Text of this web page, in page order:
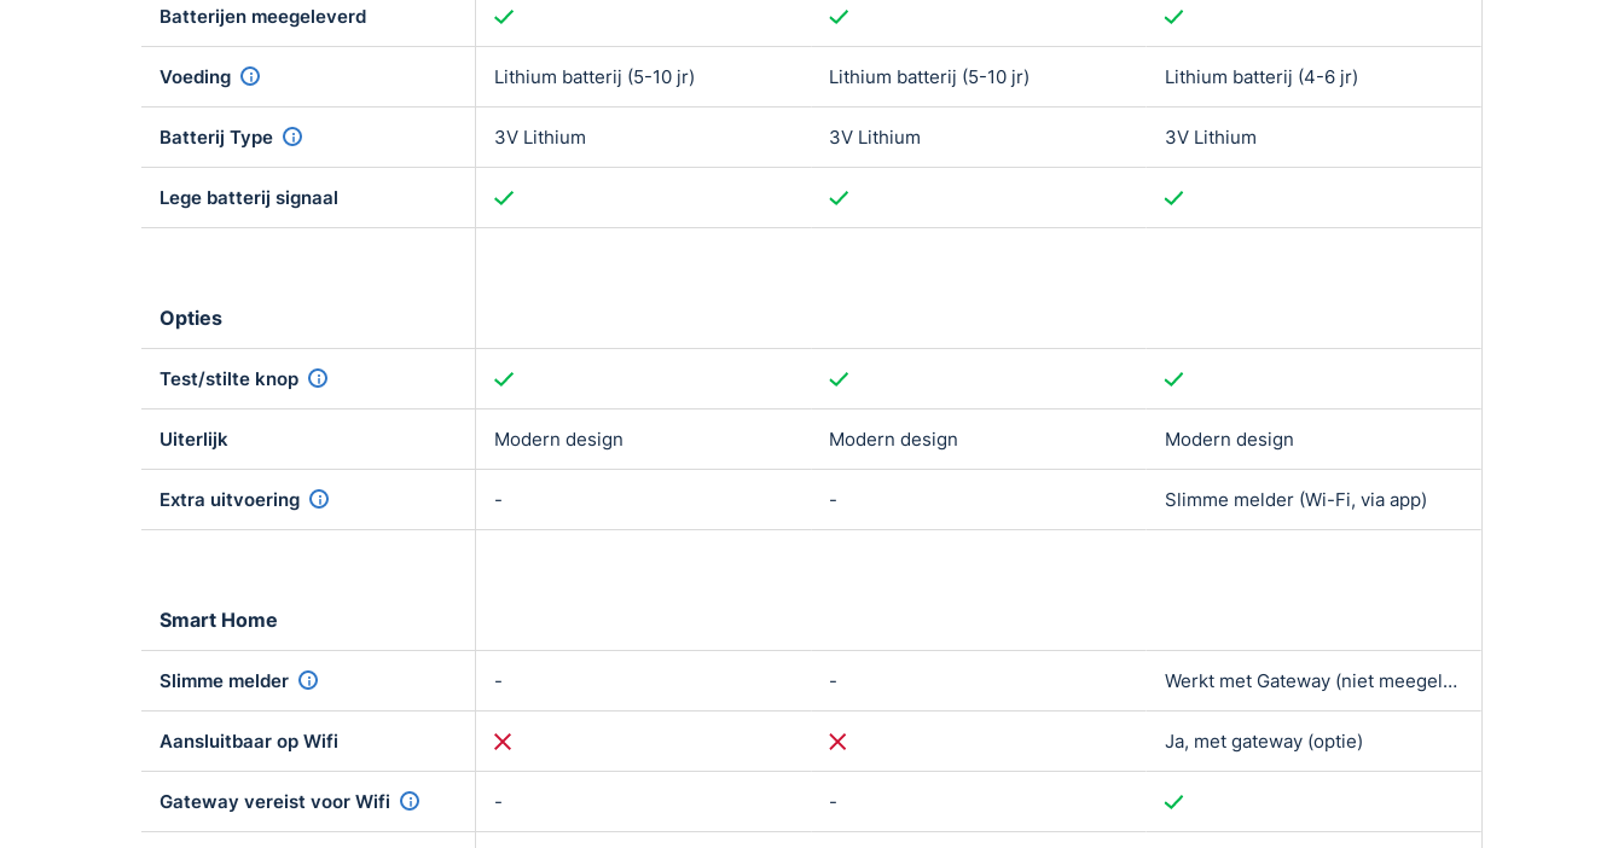
Batterijen meegeleverd
Voeding
Batterij Type
Lege batterij signaal
Opties
Test/stilte knop
Uiterlijk
Extra uitvoering
Smart Home
Slimme melder
Aansluitbaar op Wifi
Gateway vereist voor Wifi
Lithium batterij (5-10 jr)
3V Lithium
Modern design
-
-
-
Lithium batterij (5-10 jr)
3V Lithium
Modern design
-
-
-
Lithium batterij (4-6 jr)
3V Lithium
Modern design
Slimme melder (Wi-Fi, via app)
Werkt met Gateway (niet meegeleverd)
Ja, met gateway (optie)